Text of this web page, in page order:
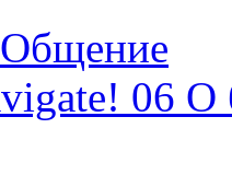
Общение
06 О